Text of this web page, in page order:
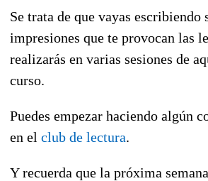
Se trata de que vayas escribiendo
impresiones que te provocan las
realizarás en varias sesiones de
curso.
Puedes empezar haciendo algún
en el club de lectura.
Y recuerda que la próxima